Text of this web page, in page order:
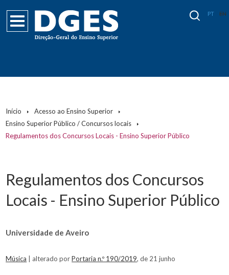
PT EN
Início
Acesso ao Ensino Superior
Ensino Superior Público / Concursos locais
Regulamentos dos Concursos Locais - Ensino Superior Público
Regulamentos dos Concursos
Locais - Ensino Superior Público
Universidade de Aveiro
Música | alterado porPortaria n.º 190/2019, de 21 junho